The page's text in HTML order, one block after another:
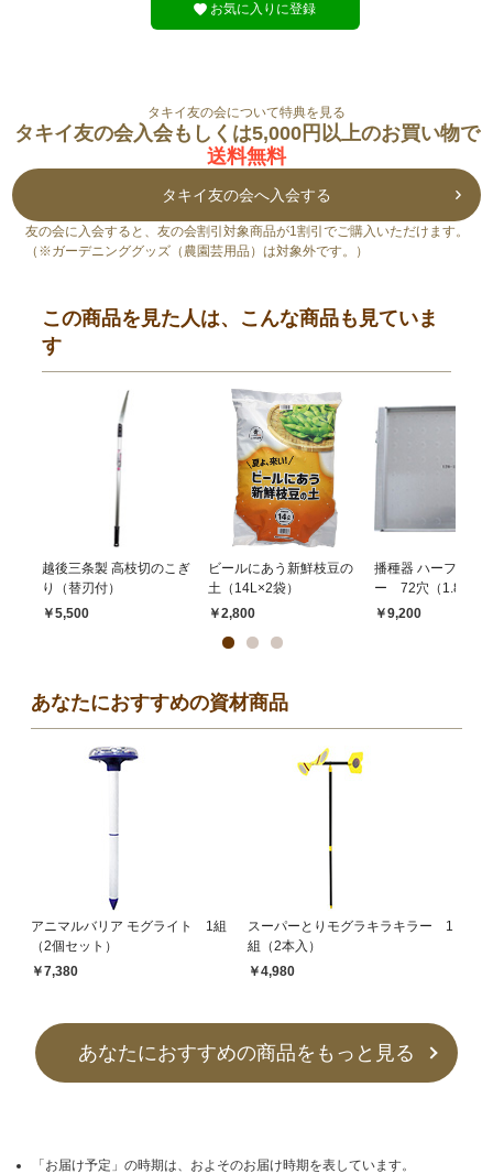
お気に入りに登録
タキイ友の会について特典を見る
タキイ友の会入会もしくは5,000円以上のお買い物で
送料無料
タキイ友の会へ入会する
友の会に入会すると、友の会割引対象商品が1割引でご購入いただけます。
（※ガーデニンググッズ（農園芸用品）は対象外です。）
この商品を見た人は、こんな商品も見ていま
す
越後三条製 高枝切のこぎ
り（替刃付）
￥5,500
ビールにあう新鮮枝豆の
土（14L×2袋）
￥2,800
播種器 ハーフプラ
ー 72穴（1.8mm
￥9,200
あなたにおすすめの資材商品
アニマルバリア モグライト 1組
（2個セット）
￥7,380
スーパーとりモグラキラキラー 1
組（2本入）
￥4,980
あなたにおすすめの商品をもっと見る
「お届け予定」の時期は、およそのお届け時期を表しています。